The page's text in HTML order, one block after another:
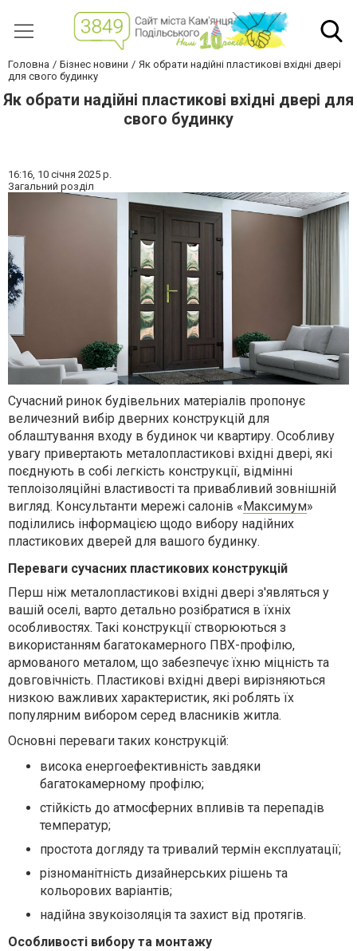
Головна Бізнес новини
Як обрати надійні пластикові вхідні двері
для свого будинку
Як обрати надійні пластикові вхідні двері для
свого будинку
16:16, 10 січня 2025 р.
Загальний розділ
Сучасний ринок будівельних матеріалів пропонує
величезний вибір дверних конструкцій для
облаштування входу в будинок чи квартиру. Особливу
увагу привертають металопластикові вхідні двері, які
поєднують в собі легкість конструкції, відмінні
теплоізоляційні властивості та привабливий зовнішній
вигляд. Консультанти мережі салонів «Максимум»
поділились інформацією щодо вибору надійних
пластикових дверей для вашого будинку.
Переваги сучасних пластикових конструкцій
Перш ніж металопластикові вхідні двері з'являться у
вашій оселі, варто детально розібратися в їхніх
особливостях. Такі конструкції створюються з
використанням багатокамерного ПВХ-профілю,
армованого металом, що забезпечує їхню міцність та
довговічність. Пластикові вхідні двері вирізняються
низкою важливих характеристик, які роблять їх
популярним вибором серед власників житла.
Основні переваги таких конструкцій:
висока енергоефективність завдяки
багатокамерному профілю;
стійкість до атмосферних впливів та перепадів
температур;
простота догляду та тривалий термін експлуатації;
різноманітність дизайнерських рішень та
кольорових варіантів;
надійна звукоізоляція та захист від протягів.
Особливості вибору та монтажу